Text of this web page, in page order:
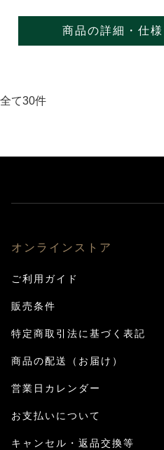
商品の詳細・仕様
全て30件
オンラインストア
ご利用ガイド
販売条件
特定商取引法に基づく表記
商品の配送（お届け）
営業日カレンダー
お支払いについて
キャンセル・返品交換等